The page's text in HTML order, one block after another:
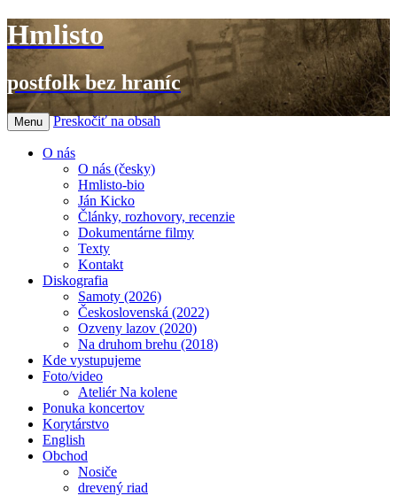
Hmlisto
postfolk bez hraníc
Menu Preskočiť na obsah
O nás
O nás (česky)
Hmlisto-bio
Ján Kicko
Články, rozhovory, recenzie
Dokumentárne filmy
Texty
Kontakt
Diskografia
Samoty (2026)
Československá (2022)
Ozveny lazov (2020)
Na druhom brehu (2018)
Kde vystupujeme
Foto/video
Ateliér Na kolene
Ponuka koncertov
Korytárstvo
English
Obchod
Nosiče
drevený riad